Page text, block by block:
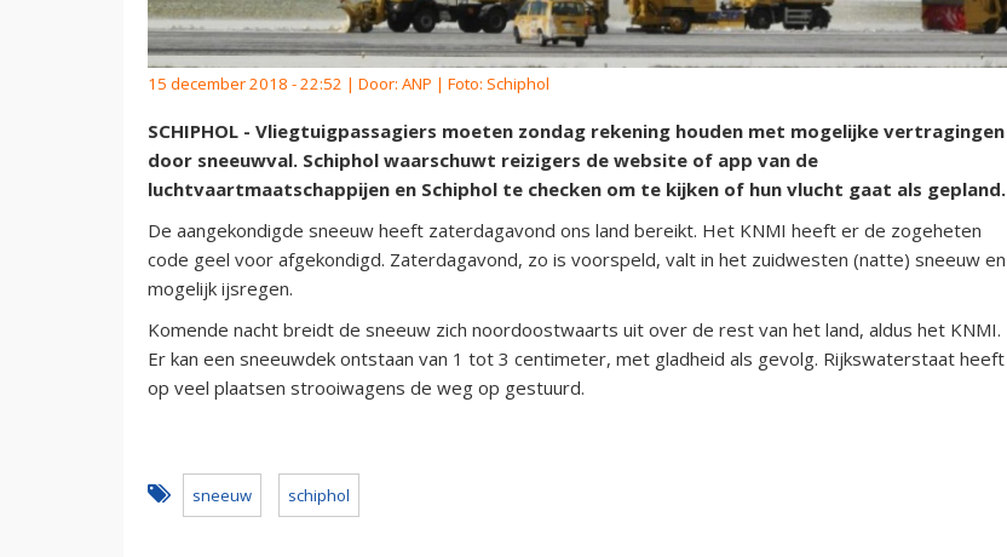
15 december 2018 - 22:52 | Door: ANP | Foto: Schiphol
SCHIPHOL - Vliegtuigpassagiers moeten zondag rekening houden met mogelijke vertragingen
door sneeuwval. Schiphol waarschuwt reizigers de website of app van de
luchtvaartmaatschappijen en Schiphol te checken om te kijken of hun vlucht gaat als gepland.
De aangekondigde sneeuw heeft zaterdagavond ons land bereikt. Het KNMI heeft er de zogeheten
code geel voor afgekondigd. Zaterdagavond, zo is voorspeld, valt in het zuidwesten (natte) sneeuw en
mogelijk ijsregen.
Komende nacht breidt de sneeuw zich noordoostwaarts uit over de rest van het land, aldus het KNMI.
Er kan een sneeuwdek ontstaan van 1 tot 3 centimeter, met gladheid als gevolg. Rijkswaterstaat heeft
op veel plaatsen strooiwagens de weg op gestuurd.
sneeuw schiphol